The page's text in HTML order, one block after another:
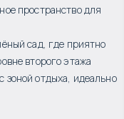
пространство для
сад, где приятно
второго этажа
зоной отдыха, идеально